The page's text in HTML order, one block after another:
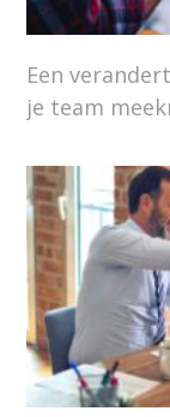
Een
je team